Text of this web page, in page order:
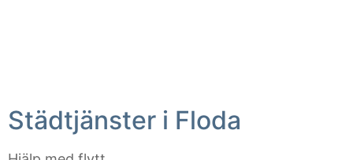
Städtjänster i Floda